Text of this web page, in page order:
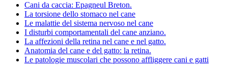
Cani da caccia: Epagneul Breton.
La torsione dello stomaco nel cane
Le malattie del sistema nervoso nel cane
I disturbi comportamentali del cane anziano.
La affezioni della retina nel cane e nel gatto.
Anatomia del cane e del gatto: la retina.
Le patologie muscolari che possono affliggere cani e gatti